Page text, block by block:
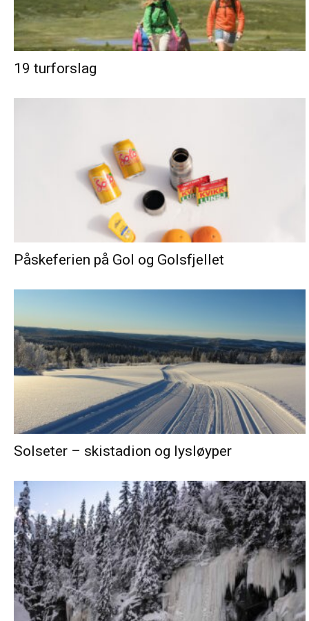
19 turforslag
Påskeferien på Gol og Golsfjellet
Solseter – skistadion og lysløyper